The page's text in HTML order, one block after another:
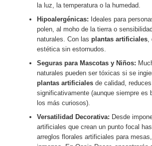
la luz, la temperatura o la humedad.
Hipoalergénicas: Ideales para
polen, al moho de la tierra o
naturales. Con lasplantas artificiales,
estética sin estornudos.
Seguras para Mascotas y Niños:
naturales pueden ser tóxicas si se
plantas artificiales de calidad,
significativamente (aunque siempre es
los más curiosos).
Versatilidad Decorativa: Desde
artificiales que crean un punto focal
arreglos florales artificiales para